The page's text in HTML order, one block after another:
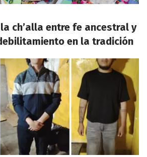
ch’alla entre fe ancestral y
en la tradición